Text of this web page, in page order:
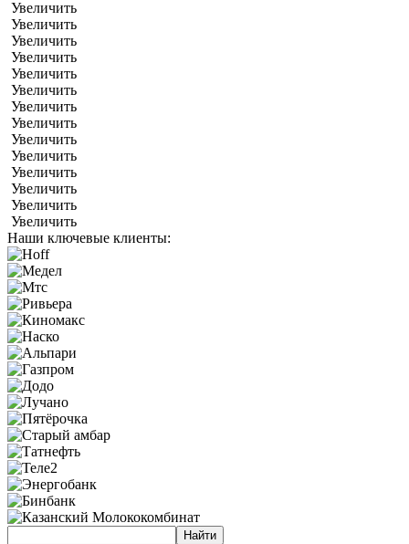
Увеличить
Увеличить
Увеличить
Увеличить
Увеличить
Увеличить
Увеличить
Увеличить
Увеличить
Увеличить
Увеличить
Увеличить
Увеличить
Увеличить
Наши ключевые клиенты: